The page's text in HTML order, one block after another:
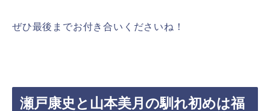
ぜひ最後までお付き合いくださいね！
瀬戸康史と山本美月の馴れ初めは福